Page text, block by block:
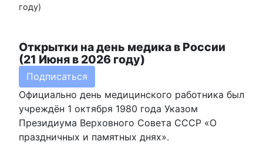
году)
Открытки на день медика в России
(21 Июня в 2026 году)
Подписаться
Официально день медицинского работника был
учреждён 1 октября 1980 года Указом
Президиума Верховного Совета СССР «О
праздничных и памятных днях».